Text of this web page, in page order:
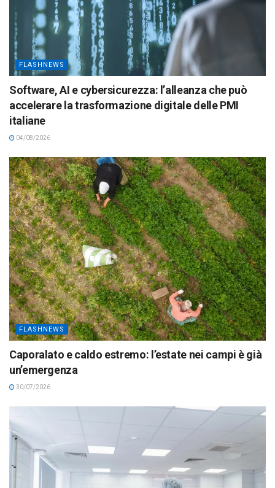
FLASHNEWS
Software, AI e cybersicurezza: l’alleanza che può
accelerare la trasformazione digitale delle PMI
italiane
04/08/2026
FLASHNEWS
Caporalato e caldo estremo: l’estate nei campi è già
un’emergenza
30/07/2026